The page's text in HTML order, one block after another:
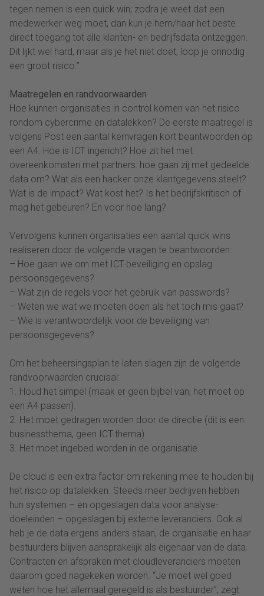
tegen nemen is een quick win; zodra je weet dat een
medewerker weg moet, dan kun je hem/haar het beste
direct toegang tot alle klanten- en bedrijfsdata ontzeggen.
Dit lijkt wel hard, maar als je het niet doet, loop je onnodig
een groot risico.”
Maatregelen en randvoorwaarden
Hoe kunnen organisaties in control komen van het risico
rondom cybercrime en datalekken? De eerste maatregel is
volgens Post een aantal kernvragen kort beantwoorden op
een A4. Hoe is ICT ingericht? Hoe zit het met
overeenkomsten met partners: hoe gaan zij met gedeelde
data om? Wat als een hacker onze klantgegevens steelt?
Wat is de impact? Wat kost het? Is het bedrijfskritisch of
mag het gebeuren? En voor hoe lang?
Vervolgens kunnen organisaties een aantal quick wins
realiseren door de volgende vragen te beantwoorden:
– Hoe gaan we om met ICT-beveiliging en opslag
persoonsgegevens?
– Wat zijn de regels voor het gebruik van passwords?
– Weten we wat we moeten doen als het toch mis gaat?
– Wie is verantwoordelijk voor de beveiliging van
persoonsgegevens?
Om het beheersingsplan te laten slagen zijn de volgende
randvoorwaarden cruciaal:
1. Houd het simpel (maak er geen bijbel van, het moet op
een A4 passen).
2. Het moet gedragen worden door de directie (dit is een
businessthema, geen ICT-thema).
3. Het moet ingebed worden in de organisatie.
De cloud is een extra factor om rekening mee te houden bij
het risico op datalekken. Steeds meer bedrijven hebben
hun systemen – en opgeslagen data voor analyse-
doeleinden – opgeslagen bij externe leveranciers. Ook al
heb je de data ergens anders staan, de organisatie en haar
bestuurders blijven aansprakelijk als eigenaar van de data.
Contracten en afspraken met cloudleveranciers moeten
daarom goed nagekeken worden. “Je moet wel goed
weten hoe het allemaal geregeld is als bestuurder”, zegt